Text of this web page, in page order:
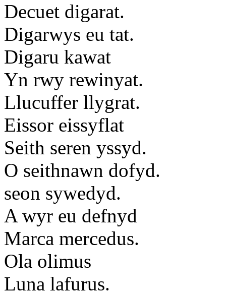
Decuet digarat.
Digarwys eu tat.
Digaru kawat
Yn rwy rewinyat.
Llucuffer llygrat.
Eissor eissyflat
Seith seren yssyd.
O seithnawn dofyd.
seon sywedyd.
A wyr eu defnyd
Marca mercedus.
Ola olimus
Luna lafurus.